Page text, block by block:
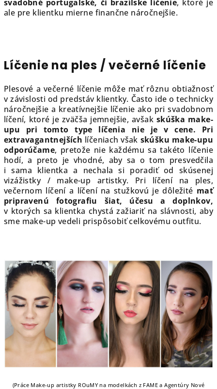
svadobné portugalské, či brazílske líčenie, ktoré je
ale pre klientku mierne finančne náročnejšie.
Líčenie na ples / večerné líčenie
Plesové a večerné líčenie môže mať rôznu obtiažnosť
v závislosti od predstáv klientky. Často ide o technicky
náročnejšie a kreatívnejšie líčenie ako pri svadobnom
líčení, ktoré je zväčša jemnejšie, avšak skúška make-
upu pri tomto type líčenia nie je v cene.
Pri
extravagantnejších líčeniach však skúšku make-upu
odporúčame, pretože nie každému sa takéto líčenie
hodí, a preto je vhodné, aby sa o tom presvedčila
i sama klientka a nechala si poradiť od skúsenej
vizážistky / make-up artistky. Pri líčení na ples,
večernom líčení a líčení na stužkovú je dôležité mať
pripravenú fotografiu šiat, účesu a doplnkov,
v ktorých sa klientka chystá zažiariť na slávnosti, aby
sme make-up vedeli prispôsobiť celkovému outfitu.
(Práce Make-up artistky ROuMY na modelkách z FAME a Agentúry Nové